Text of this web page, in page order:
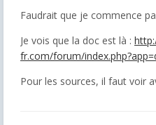
Faudrait que je commence
Je vois que la doc est là :
fr.com/forum/
Pour les sources, il faut voir